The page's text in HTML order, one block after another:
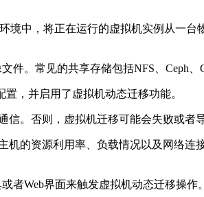
中，将正在运行的虚拟机实例从一台
。常见的共享存储包括NFS、Ceph、
，并启用了虚拟机动态迁移功能。
。否则，虚拟机迁移可能会失败或者导
的资源利用率、负载情况以及网络连
Web界面来触发虚拟机动态迁移操作